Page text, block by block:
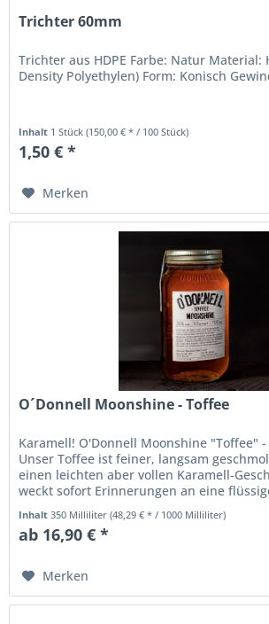
Trichter 60mm
Trichter aus HDPE Farbe: Natur Material:
Density Polyethylen) Form: Konisch
Inhalt 1 Stück(150,00 € * / 100 Stück)
1,50 € *
Merken
O´Donnell Moonshine - Toffee
Karamell! O'Donnell Moonshine "Toffee"
Unser Toffee ist feiner, langsam
einen leichten aber vollen Karamell-
weckt sofort Erinnerungen an eine
Inhalt350 Milliliter(48,29 € * / 1000 Milliliter)
ab 16,90 € *
Merken